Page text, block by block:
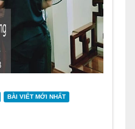
BÀI VIẾT MỚI NHẤT